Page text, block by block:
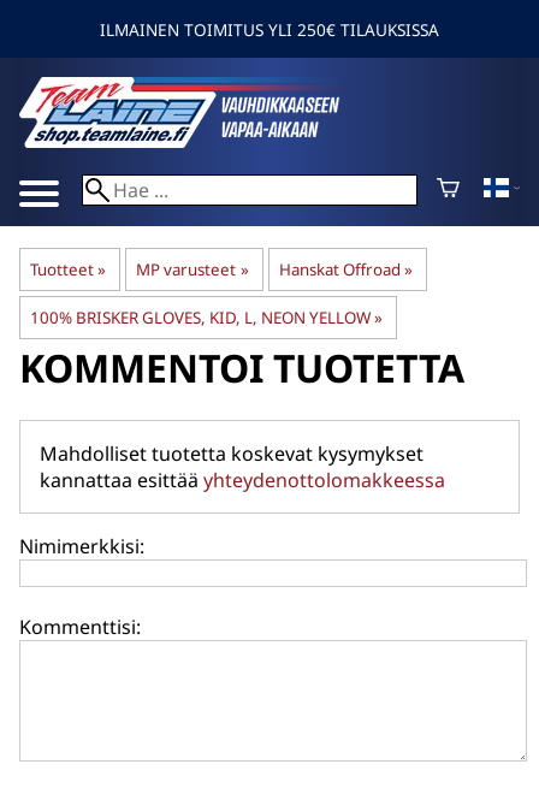
ILMAINEN TOIMITUS YLI 250€ TILAUKSISSA
Tuotteet‪» MP varusteet ‪» Hanskat Offroad ‪»
100% BRISKER GLOVES, KID, L, NEON YELLOW‪»
KOMMENTOI TUOTETTA
Mahdolliset tuotetta koskevat kysymykset
kannattaa esittää yhteydenottolomakkeessa
Nimimerkkisi:
Kommenttisi: